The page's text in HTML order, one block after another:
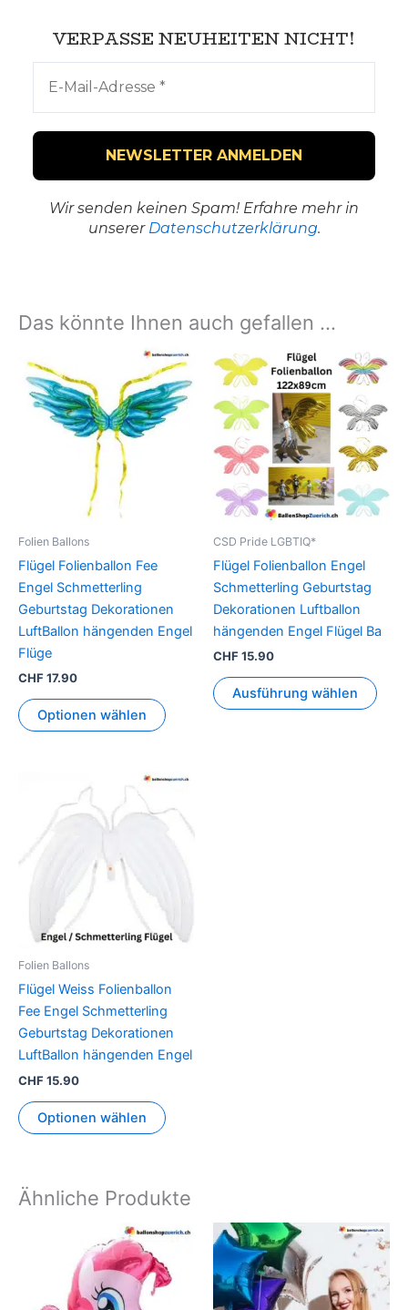
VERPASSE NEUHEITEN NICHT!
Wir senden keinen Spam! Erfahre mehr in
unserer Datenschutzerklärung.
Das könnte Ihnen auch gefallen …
Folien Ballons
Flügel Folienballon Fee
Engel Schmetterling
Geburtstag Dekorationen
LuftBallon hängenden Engel
Flüge
CHF17.90
Optionen wählen
CSD Pride LGBTIQ*
Flügel Folienballon Engel
Schmetterling Geburtstag
Dekorationen Luftballon
hängenden Engel Flügel Ba
CHF15.90
Ausführung wählen
weist
auf.
Die
Folien Ballons
Flügel Weiss Folienballon
Fee Engel Schmetterling
Geburtstag Dekorationen
LuftBallon hängenden Engel
CHF15.90
Optionen wählen
Ähnliche Produkte
Dieses
Produkt
weist